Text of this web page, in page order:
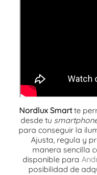
Nordlux Smartte
desde tu
para conseguir la
Ajusta, regula y
manera sencilla
disponible para
posibilidad de